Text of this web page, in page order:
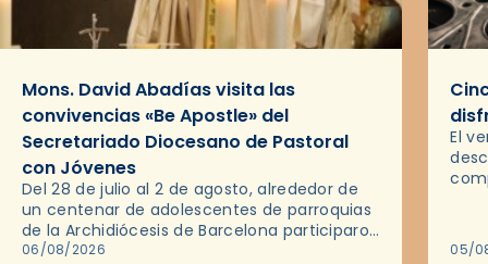
Mons. David Abadías visita las
convivencias «Be Apostle» del
Secretariado Diocesano de Pastoral
con Jóvenes
Del 28 de julio al 2 de agosto, alrededor de
un centenar de adolescentes de parroquias
de la Archidiócesis de Barcelona participaron
en las convivencias Be Apostle, organizadas
06/08/2026
El
05/